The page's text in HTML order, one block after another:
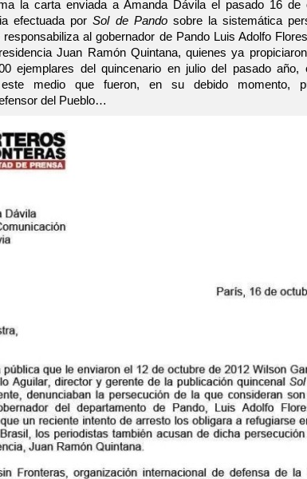
la carta enviada a Amanda Dávila el pasado 16 de
efectuada porSol de Pandosobre la sistemática
al gobernador de Pando Luis Adolfo
Juan Ramón Quintana, quienes ya
ejemplares del quincenario en julio del pasado año,
este medio que fueron, en su debido momento,
del Pueblo…